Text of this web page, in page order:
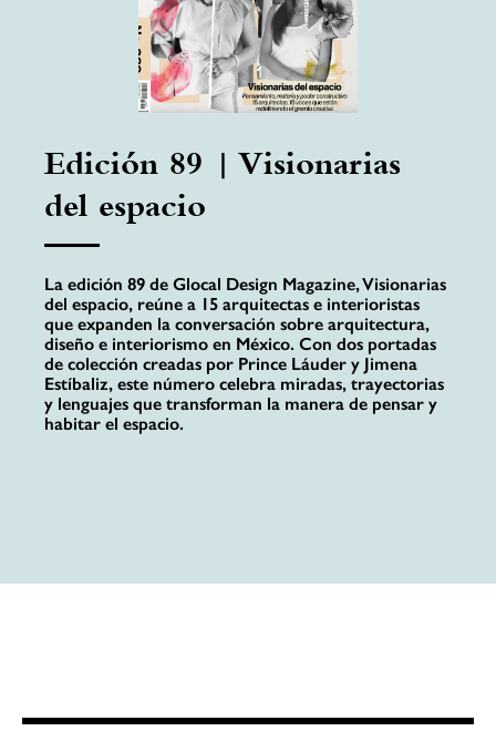
Edición 89 | Visionarias
del espacio
La edición 89 de Glocal Design Magazine, Visionarias
del espacio, reúne a 15 arquitectas e interioristas
que expanden la conversación sobre arquitectura,
diseño e interiorismo en México. Con dos portadas
de colección creadas por Prince Láuder y Jimena
Estíbaliz, este número celebra miradas, trayectorias
y lenguajes que transforman la manera de pensar y
habitar el espacio.